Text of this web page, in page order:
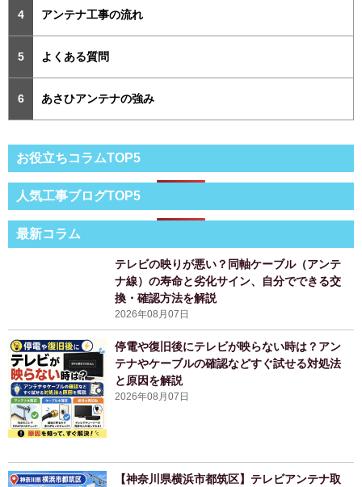
アンテナ工事の流れ
よくある質問
あさひアンテナの強み
お役立ちコラムTOP5
人気工事ブログTOP5
最新コラム
テレビの映りが悪い？同軸ケーブル（アンテ
ナ線）の寿命と劣化サイン、自分でできる交
換・確認方法を解説
2026年08月07日
停電や復旧後にテレビが映らない時は？アン
テナやケーブルの確認などすぐ試せる対処法
と原因を解説
2026年08月07日
【神奈川県横浜市都筑区】テレビアンテナ取